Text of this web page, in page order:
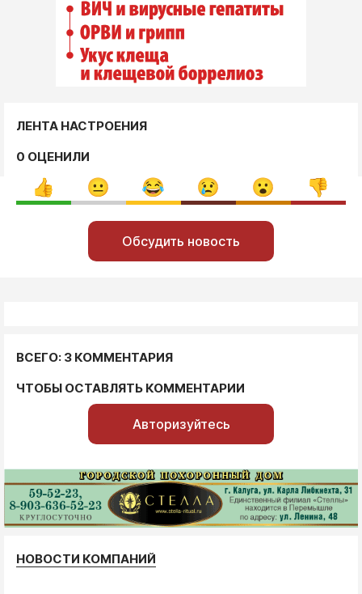
ЛЕНТА НАСТРОЕНИЯ
0 ОЦЕНИЛИ
Обсудить новость
ВСЕГО: 3 КОММЕНТАРИЯ
ЧТОБЫ ОСТАВЛЯТЬ КОММЕНТАРИИ
Авторизуйтесь
НОВОСТИ КОМПАНИЙ